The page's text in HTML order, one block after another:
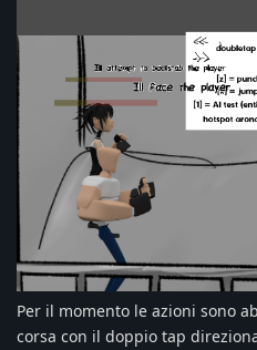
Per il momento le azioni sono
corsa con il doppio tap